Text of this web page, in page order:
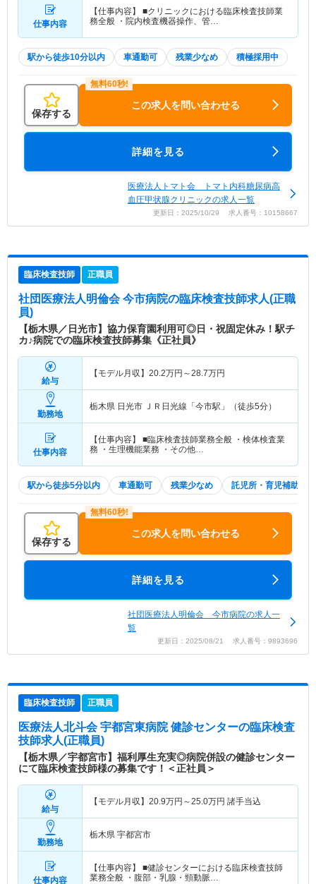
仕事内容
【仕事内容】 ■クリニックにおける臨床検査技師業
務全般 ・院内検査機器操作、管…
駅から徒歩10分以内 車通勤可 残業少なめ 積極採用中
保存する
この求人を問い合わせる
詳細を見る
医療法人トマト会 トマト内科糖尿病高
血圧甲状腺クリニックの求人一覧
更新日：2025/10/29 求人番号：10158667
臨床検査技師 正職員
社団医療法人明倫会 今市病院の臨床検査技師求人(正職
員)
【栃木県／日光市】協力保育園利用可◎日・祝固定休み！駅チ
カ♪病院での臨床検査技師募集《正社員》
給与
【モデル月収】 20.2万円～28.7万円
勤務地
栃木県 日光市 ＪＲ日光線「今市駅」（徒歩5分）
仕事内容
【仕事内容】 ■臨床検査技師業務全般 ・検体検査業
務 ・生理機能業務 ・その他…
駅から徒歩5分以内 車通勤可 残業少なめ 託児所・育児補助
保存する
この求人を問い合わせる
詳細を見る
社団医療法人明倫会 今市病院の求人一
覧
更新日：2025/08/21 求人番号：9893696
臨床検査技師 正職員
医療法人北斗会 宇都宮東病院 健診センターの臨床検査
技師求人(正職員)
【栃木県／宇都宮市】福利厚生充実◎病院併設の健診センター
にて臨床検査技師様の募集です！＜正社員＞
給与
【モデル月収】 20.9万円～25.0万円 諸手当込
勤務地
栃木県 宇都宮市
仕事内容
【仕事内容】 ■健診センターにおける臨床検査技師
業務全般 ・腹部・乳腺・頸動脈…